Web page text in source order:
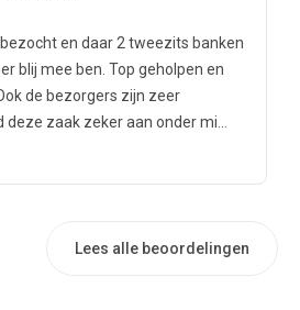
en daar 2 tweezits banken
blij mee ben. Top geholpen en
de bezorgers zijn zeer
zaak zeker aan onder mi...
Lees alle beoordelingen